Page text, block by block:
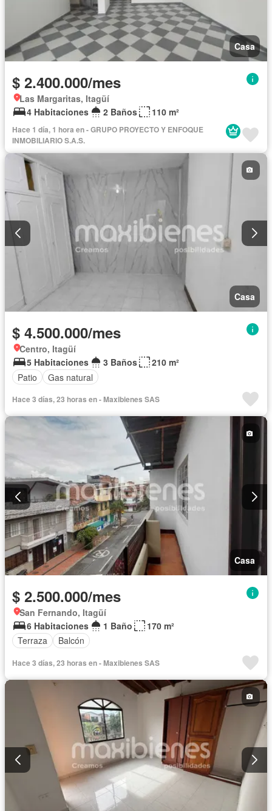
Casa
$ 2.400.000/mes
Las Margaritas, Itagüí
4 Habitaciones
2 Baños 110 m²
Hace 1 día, 1 hora en - GRUPO PROYECTO Y ENFOQUE
INMOBILIARIO S.A.S.
Casa
$ 4.500.000/mes
Centro, Itagüí
5 Habitaciones
3 Baños
210 m²
Patio
Gas natural
Hace 3 días, 23 horas en - Maxibienes SAS
Casa
$ 2.500.000/mes
San Fernando, Itagüí
6 Habitaciones
1 Baño
170 m²
Terraza
Balcón
Hace 3 días, 23 horas en - Maxibienes SAS